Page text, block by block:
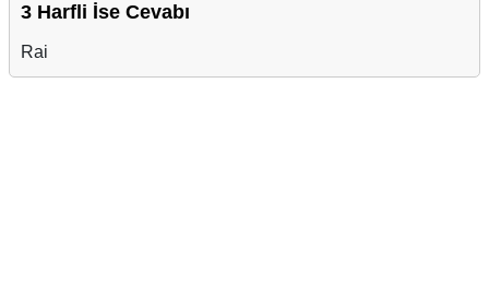
3 Harfli İse Cevabı
Rai